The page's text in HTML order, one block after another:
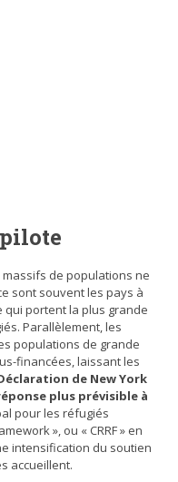
TRANSFORME LA
LES RÉGIONS DE
CAMION RENAULT
de populations ne
sont souvent les pays à
portent la plus grande
Parallèlement, les
populations de grande
financées, laissant les
de New York
plus prévisible à
pour les réfugiés
», ou « CRRF » en
intensification du soutien
accueillent.